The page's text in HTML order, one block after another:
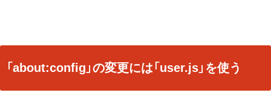
「about:config」の変更には「user.js」を使う